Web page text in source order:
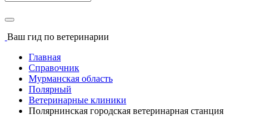
Ваш гид по ветеринарии
Главная
Справочник
Мурманская область
Полярный
Ветеринарные клиники
Полярнинская городская ветеринарная станция